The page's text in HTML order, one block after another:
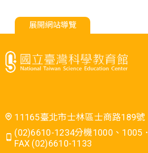
展開網站導覽
11165臺北市士林區士商路189號
(02)6610-1234分機1000、1005．
FAX (02)6610-1133